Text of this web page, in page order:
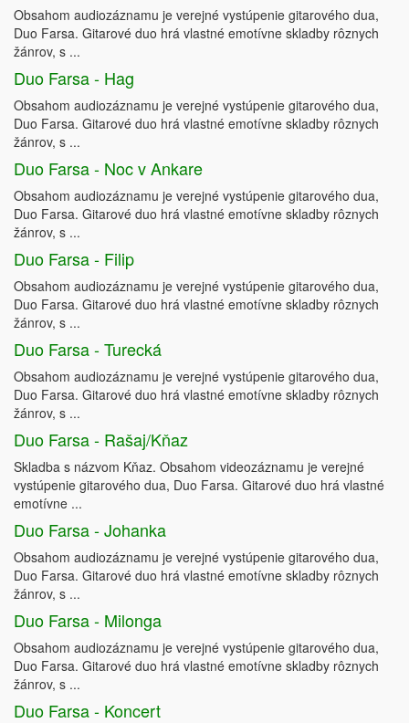
Obsahom audiozáznamu je verejné vystúpenie gitarového dua,
Duo Farsa. Gitarové duo hrá vlastné emotívne skladby rôznych
žánrov, s ...
Duo Farsa - Hag
Obsahom audiozáznamu je verejné vystúpenie gitarového dua,
Duo Farsa. Gitarové duo hrá vlastné emotívne skladby rôznych
žánrov, s ...
Duo Farsa - Noc v Ankare
Obsahom audiozáznamu je verejné vystúpenie gitarového dua,
Duo Farsa. Gitarové duo hrá vlastné emotívne skladby rôznych
žánrov, s ...
Duo Farsa - Filip
Obsahom audiozáznamu je verejné vystúpenie gitarového dua,
Duo Farsa. Gitarové duo hrá vlastné emotívne skladby rôznych
žánrov, s ...
Duo Farsa - Turecká
Obsahom audiozáznamu je verejné vystúpenie gitarového dua,
Duo Farsa. Gitarové duo hrá vlastné emotívne skladby rôznych
žánrov, s ...
Duo Farsa - Rašaj/Kňaz
Skladba s názvom Kňaz. Obsahom videozáznamu je verejné
vystúpenie gitarového dua, Duo Farsa. Gitarové duo hrá vlastné
emotívne ...
Duo Farsa - Johanka
Obsahom audiozáznamu je verejné vystúpenie gitarového dua,
Duo Farsa. Gitarové duo hrá vlastné emotívne skladby rôznych
žánrov, s ...
Duo Farsa - Milonga
Obsahom audiozáznamu je verejné vystúpenie gitarového dua,
Duo Farsa. Gitarové duo hrá vlastné emotívne skladby rôznych
žánrov, s ...
Duo Farsa - Koncert